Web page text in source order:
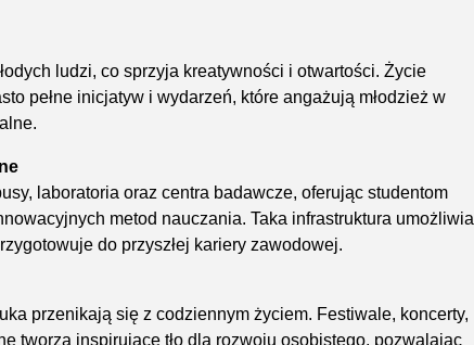
ludzi, co sprzyja kreatywności i otwartości. Życie
pełne inicjatyw i wydarzeń, które angażują młodzież w
laboratoria oraz centra badawcze, oferując studentom
metod nauczania. Taka infrastruktura umożliwia
do przyszłej kariery zawodowej.
przenikają się z codziennym życiem. Festiwale, koncerty,
tworzą inspirujące tło dla rozwoju osobistego, pozwalając